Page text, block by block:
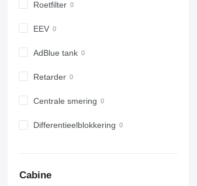
Roetfilter
EEV
AdBlue tank
Retarder
Centrale smering
Differentieelblokkering
Cabine